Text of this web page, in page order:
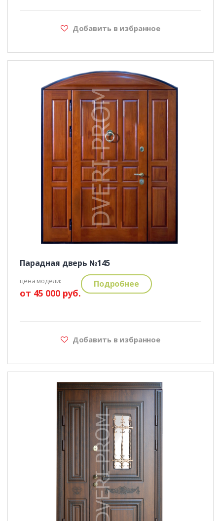
Добавить в избранное
Парадная дверь №145
цена модели:
от 45 000 руб.
Подробнее
Добавить в избранное